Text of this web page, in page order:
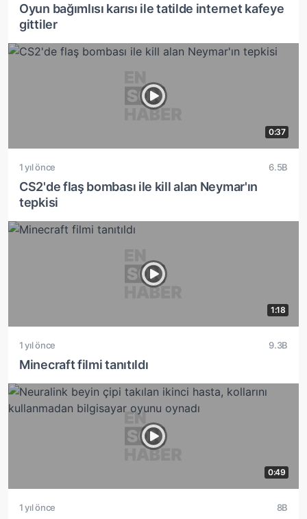
Oyun bağımlısı karısı ile tatilde internet kafeye
gittiler
0:37
1 yıl önce 6.5B
CS2'de flaş bombası ile kill alan Neymar'ın
tepkisi
1:18
1 yıl önce 9.3B
Minecraft filmi tanıtıldı
0:49
1 yıl önce 8B